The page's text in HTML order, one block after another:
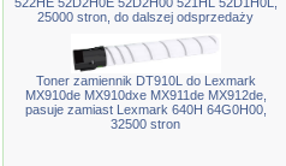
25000 stron, do dalszej odsprzedaży
Toner zamiennik DT910L do Lexmark
MX910de MX910dxe MX911de MX912de,
pasuje zamiast Lexmark 640H 64G0H00,
32500 stron